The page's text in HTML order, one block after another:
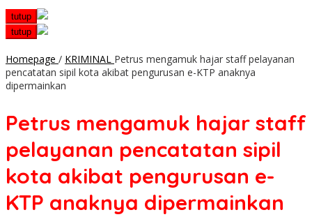
tutup
tutup
Homepage / KRIMINAL Petrus mengamuk hajar staff pelayanan
pencatatan sipil kota akibat pengurusan e-KTP anaknya
dipermainkan
Petrus mengamuk hajar staff
pelayanan pencatatan sipil
kota akibat pengurusan e-
KTP anaknya dipermainkan